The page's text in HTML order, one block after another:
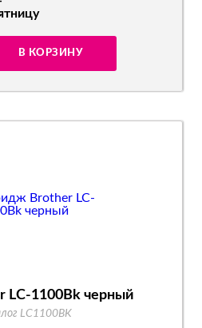
В КОРЗИНУ
LC-1100Bk черный
LC1100BK